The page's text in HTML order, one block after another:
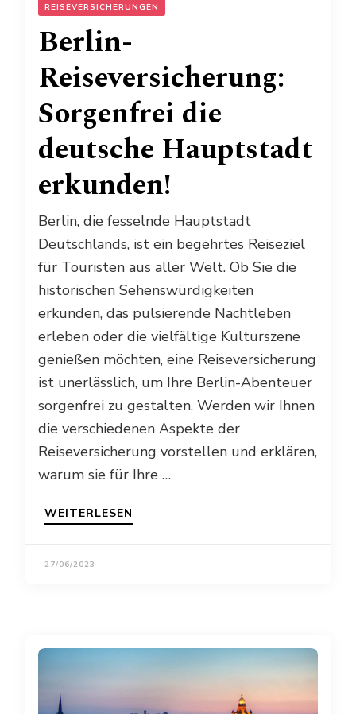
REISEVERSICHERUNGEN
Berlin-
Reiseversicherung:
Sorgenfrei die
deutsche Hauptstadt
erkunden!
Berlin, die fesselnde Hauptstadt
Deutschlands, ist ein begehrtes Reiseziel
für Touristen aus aller Welt. Ob Sie die
historischen Sehenswürdigkeiten
erkunden, das pulsierende Nachtleben
erleben oder die vielfältige Kulturszene
genießen möchten, eine Reiseversicherung
ist unerlässlich, um Ihre Berlin-Abenteuer
sorgenfrei zu gestalten. Werden wir Ihnen
die verschiedenen Aspekte der
Reiseversicherung vorstellen und erklären,
warum sie für Ihre …
WEITERLESEN
27/06/2023